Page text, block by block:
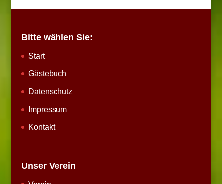
Bitte wählen Sie:
Start
Gästebuch
Datenschutz
Impressum
Kontakt
Unser Verein